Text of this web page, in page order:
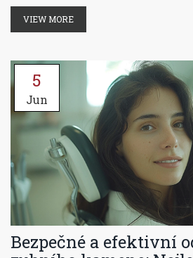
dozvíte 10 hlavních důvodů, proč
pravidelně zařadit do své dentální
VIEW MORE
5
Jun
Bezpečné a efektivní